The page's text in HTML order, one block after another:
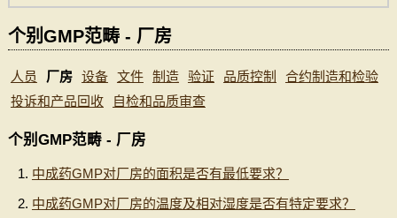
个别GMP范畴 - 厂房
人员 厂房 设备 文件 制造 验证 品质控制
合约制造和检验
投诉和产品回收
自检和品质审查
个别GMP范畴 - 厂房
中成药GMP对厂房的面积是否有最低要求？
中成药GMP对厂房的温度及相对湿度是否有特定要求？